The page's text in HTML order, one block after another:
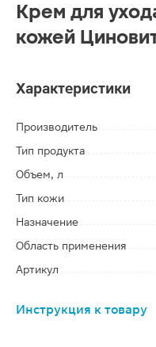
Крем для
кожей
Характеристики
Производитель
Тип продукта
Объем, л
Тип кожи
Назначение
Область применения
Артикул
Инструкция к товару